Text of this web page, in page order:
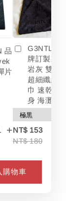
品
片
+
牌訂製款
岩灰 雙色
超細纖維
巾 速乾 吸
身 海灘
NT$ 153
NT$ 180
購物車